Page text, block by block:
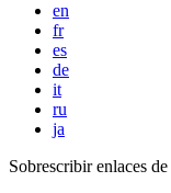
en
fr
es
de
it
ru
ja
Sobrescribir enlaces